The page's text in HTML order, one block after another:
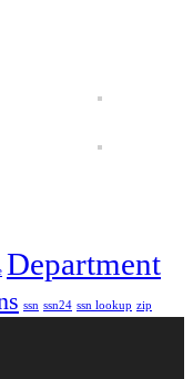
Department
ssn ssn24 ssn lookup zip